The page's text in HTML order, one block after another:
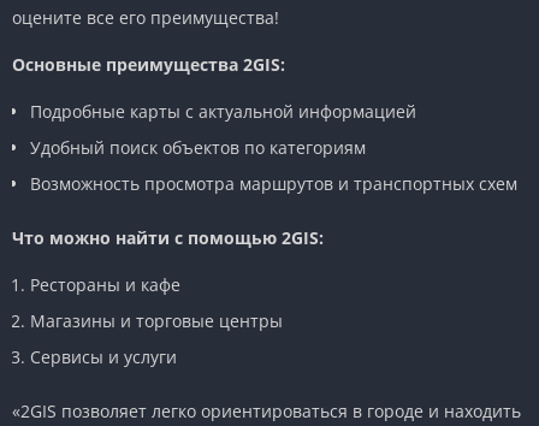
оцените все его преимущества!
Основные преимущества 2GIS:
Подробные карты с актуальной информацией
Удобный поиск объектов по категориям
Возможность просмотра маршрутов и транспортных схем
Что можно найти с помощью 2GIS:
Рестораны и кафе
Магазины и торговые центры
Сервисы и услуги
«2GIS позволяет легко ориентироваться в городе и находить